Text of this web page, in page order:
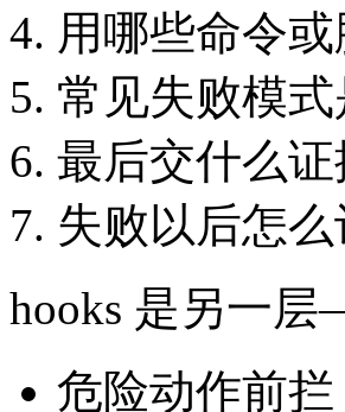
用哪些命令
常见失败模式
最后交什么证
失败以后怎么
hooks 是另一
危险动作前